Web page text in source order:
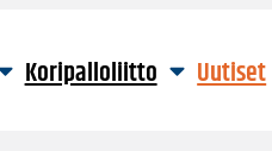
Koripalloliitto Uutiset